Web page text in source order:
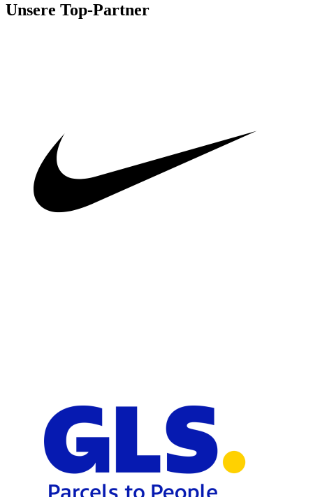
Unsere Top-Partner